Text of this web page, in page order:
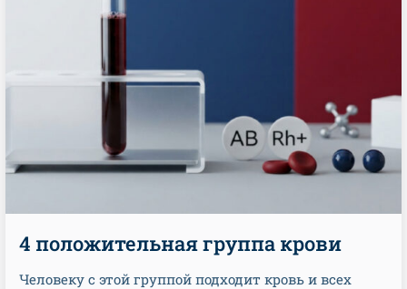
4 положительная группа крови
Человеку с этой группой подходит кровь и всех